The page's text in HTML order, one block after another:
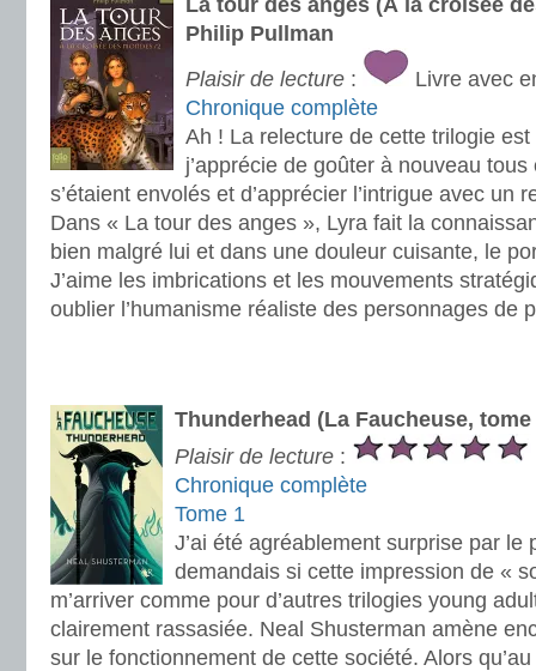
La tour des anges (À la croisée
Philip Pullman
Plaisir de lecture :
Livre avec
Chronique complète
Ah ! La relecture de cette trilogie
j’apprécie de goûter à nouveau
s’étaient envolés et d’apprécier l’intrigue avec un
Dans « La tour des anges », Lyra fait la
bien malgré lui et dans une douleur cuisante, le
J’aime les imbrications et les mouvements
oublier l’humanisme réaliste des personnages de
Thunderhead (La Faucheuse,
Plaisir de lecture :
Chronique complète
Tome 1
J’ai été agréablement surprise par le
demandais si cette impression de «
m’arriver comme pour d’autres trilogies young
clairement rassasiée. Neal Shusterman amène
sur le fonctionnement de cette société. Alors